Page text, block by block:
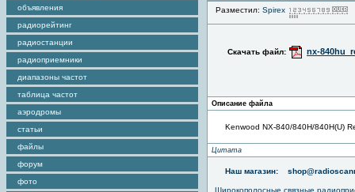
объявления
радиорейтинг
радиостанции
радиоприемники
диапазоны частот
таблица частот
аэродромы
статьи
файлы
форум
фото
Разместил: Spirex
Скачать файл: nx-
Описание файла
Kenwood NX-840/840H/840H(U)
Цитата
Наш магазин:
Широкополосные связные